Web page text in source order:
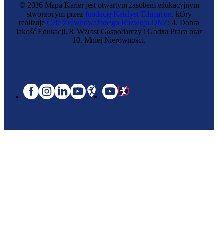
© 2026 Mapa Karier jest otwartym zasobem edukacyjnym
stworzonym przez fundację Katalyst Education, który
realizuje Cele Zrównoważonego Rozwoju ONZ: 4. Dobra
Jakość Edukacji, 8. Wzrost Gospodarczy i Godna Praca oraz
10. Mniej Nierówności.